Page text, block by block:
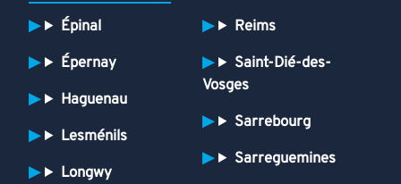
Épinal
Épernay
Haguenau
Lesménils
Longwy
Reims
Saint-Dié-des-
Vosges
Sarrebourg
Sarreguemines